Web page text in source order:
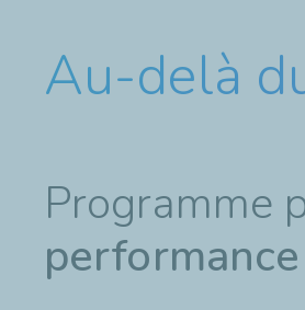
Au-delà
Programme